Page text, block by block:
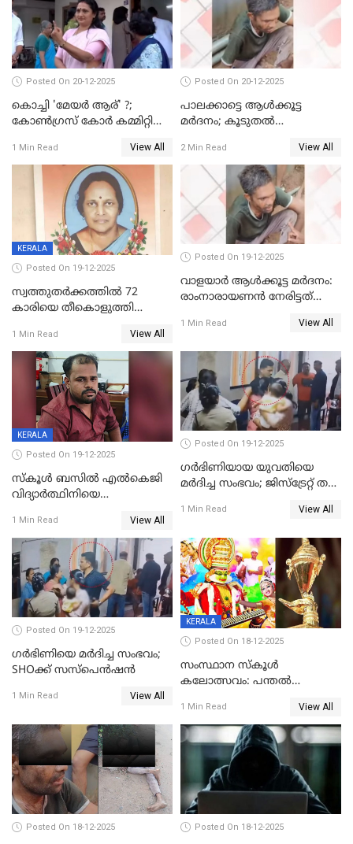
Posted On 20-12-2025
കൊച്ചി 'മേയർ ആര്' ?;
കോണ്‍ഗ്രസ് കോര്‍ കമ്മിറ്റി
1 Min Read View All
Posted On 20-12-2025
പാലക്കാട്ടെ ആള്‍ക്കൂട്ട
മര്‍ദനം; കൂടുതല്‍
അംഗ സംഘമെന്ന് വിവരം
2 Min Read View All
KERALA
Posted On 19-12-2025
സ്വത്തുതര്‍ക്കത്തില്‍ 72
കാരിയെ തീകൊളുത്തി
ക്രൂരകൊലപാതകത്തില്‍
സഹോദരിപുത്രന് ജീവപര്യന്തം
1 Min Read View All
Posted On 19-12-2025
വാളയാർ ആൾക്കൂട്ട മർദനം:
രാംനാരായണൻ നേരിട്ടത്
നാൽപ്പതിലേറെ
റിപ്പോർട്ട്
1 Min Read View All
KERALA
Posted On 19-12-2025
സ്കൂൾ ബസിൽ എൽകെജി
വിദ്യാര്‍ത്ഥിനിയെ
ക്ലീനര്‍ പിടിയിൽ
1 Min Read View All
Posted On 19-12-2025
ഗര്‍ഭിണിയായ യുവതിയെ
മര്‍ദിച്ച സംഭവം; ജിസ്‌ട്രേറ്റ് തല
യുവതി
1 Min Read View All
Posted On 19-12-2025
ഗര്‍ഭിണിയെ മർദിച്ച സംഭവം;
SHOക്ക് സസ്പെൻഷൻ
1 Min Read View All
KERALA
Posted On 18-12-2025
സംസ്ഥാന സ്കൂൾ
കലോത്സവം: പന്തൽ
1 Min Read View All
Posted On 18-12-2025 Posted On 18-12-2025